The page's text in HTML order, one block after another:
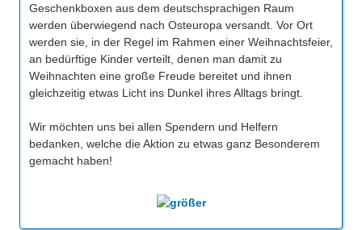
Geschenkboxen aus dem deutschsprachigen Raum
werden überwiegend nach Osteuropa versandt. Vor Ort
werden sie, in der Regel im Rahmen einer Weihnachtsfeier,
an bedürftige Kinder verteilt, denen man damit zu
Weihnachten eine große Freude bereitet und ihnen
gleichzeitig etwas Licht ins Dunkel ihres Alltags bringt.
Wir möchten uns bei allen Spendern und Helfern
bedanken, welche die Aktion zu etwas ganz Besonderem
gemacht haben!